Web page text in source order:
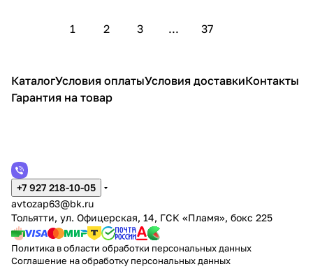
1 2 3 ... 37
КаталогУсловия оплатыУсловия доставкиКонтакты
Гарантия на товар
+7 927 218-10-05
avtozap63@bk.ru
Тольятти, ул. Офицерская, 14, ГСК «Пламя», бокс 225
Политика в области обработки персональных данных
Соглашение на обработку персональных данных